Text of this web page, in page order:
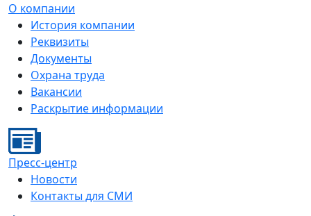
О компании
История компании
Реквизиты
Документы
Охрана труда
Вакансии
Раскрытие информации
Пресс-центр
Новости
Контакты для СМИ